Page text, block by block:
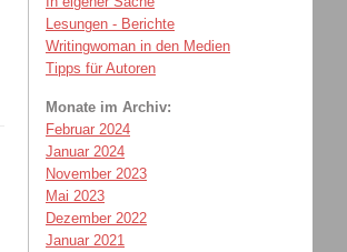
Lesungen - Berichte
Writingwoman in den Medien
Tipps für Autoren
Monate im Archiv:
Februar 2024
Januar 2024
November 2023
Mai 2023
Dezember 2022
Januar 2021